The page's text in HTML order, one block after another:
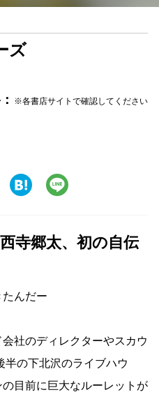
ズ
※各書店サイトで確認してください
寺郷太、初の自伝
んだー
社のディレクターやスカウ
半の下北沢のライブハウ
目前に巨大なルーレットが